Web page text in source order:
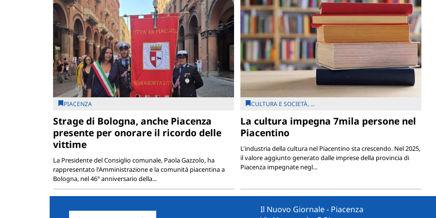
PIACENZA
Strage di Bologna, anche Piacenza
presente per onorare il ricordo delle
vittime
La Presidente del Consiglio comunale, Paola Gazzolo, ha
rappresentato l'Amministrazione e la comunità piacentina a
Bologna, nel 46° anniversario della...
CULTURA E SOCIETÀ, ...
La cultura impegna 7mila persone nel
Piacentino
L'industria della cultura nel Piacentino sta crescendo. Nel 2025,
il valore aggiunto generato dalle imprese della provincia di
Piacenza impegnate negl...
Il Nuovo Giornale - Piacenza